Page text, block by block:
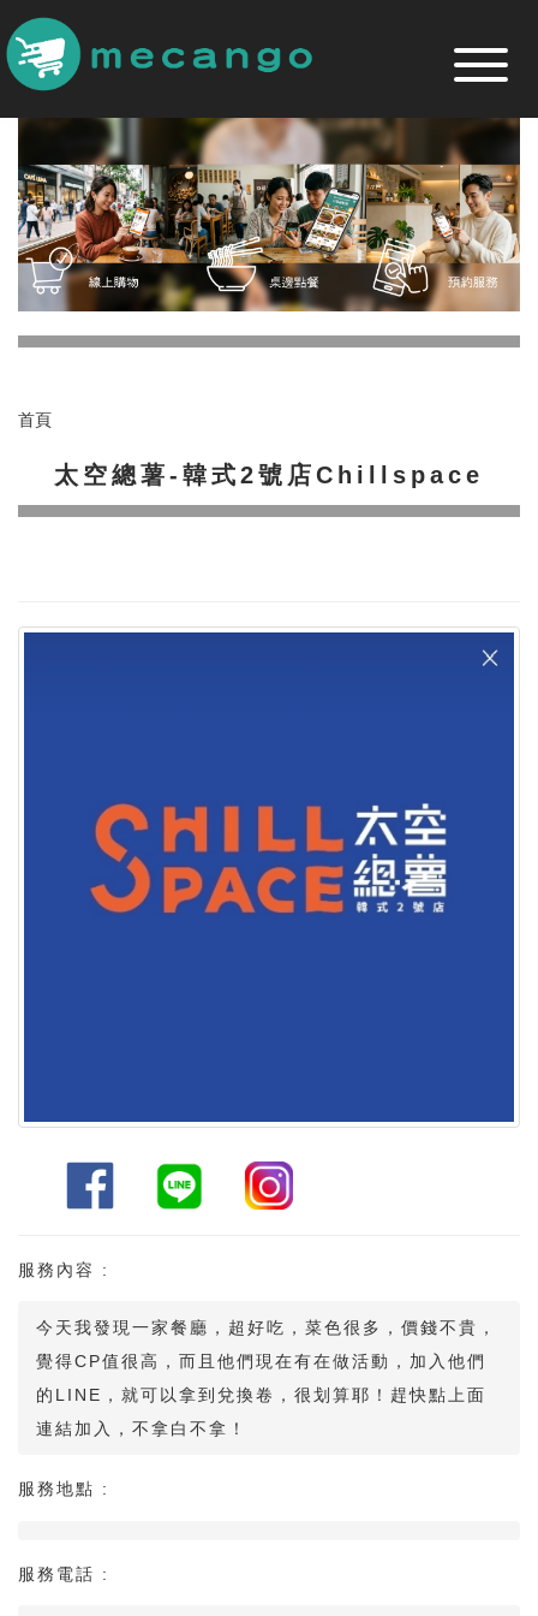
到
主
要
內
區
首頁
太空總薯-韓式2號店Chillspace
服務內容 :
今天我發現一家餐廳，超好吃，菜色很多，價錢不貴，
覺得CP值很高，而且他們現在有在做活動，加入他們
的LINE，就可以拿到兌換卷，很划算耶！趕快點上面
連結加入，不拿白不拿！
服務地點 :
服務電話 :